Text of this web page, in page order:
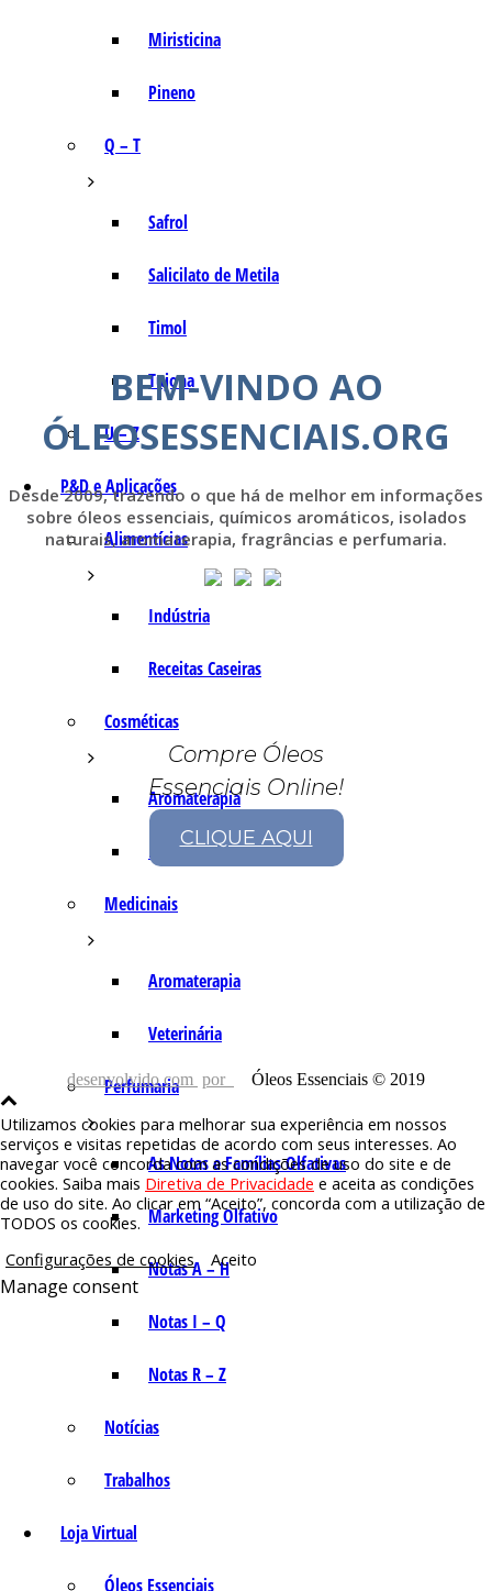
Miristicina
Pineno
Q – T
Safrol
Salicilato de Metila
Timol
Tujona
U – Z
P&D e Aplicações
Alimentícias
Indústria
Receitas Caseiras
Cosméticas
Aromaterapia
Fórmulas Caseiras
Medicinais
Aromaterapia
Veterinária
Perfumaria
As Notas e Famílias Olfativas
Marketing Olfativo
Notas A – H
Notas I – Q
Notas R – Z
Notícias
Trabalhos
Loja Virtual
Óleos Essenciais
BEM-VINDO AO
ÓLEOSESSENCIAIS.ORG
Desde 2009, trazendo o que há de melhor em informações
sobre óleos essenciais, químicos aromáticos, isolados
naturais, aromaterapia, fragrâncias e perfumaria.
Compre Óleos
Essenciais Online!
CLIQUE AQUI
desenvolvido com por Óleos Essenciais © 2019
Utilizamos cookies para melhorar sua experiência em nossos
serviços e visitas repetidas de acordo com seus interesses. Ao
navegar você concorda com as condições de uso do site e de
cookies. Saiba mais Diretiva de Privacidade e aceita as condições
de uso do site. Ao clicar em “Aceito”, concorda com a utilização de
TODOS os cookies.
Configurações de cookies
Aceito
Manage consent